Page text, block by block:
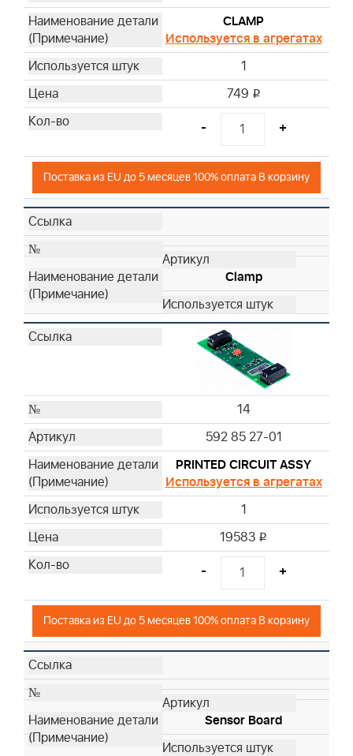
CLAMP
Используется в агрегатах
1
749 i
- +
Поставка из EU до 5 месяцев 100% оплата В корзину
Clamp
14
592 85 27-01
PRINTED CIRCUIT ASSY
Используется в агрегатах
1
19583 i
- +
Поставка из EU до 5 месяцев 100% оплата В корзину
Sensor Board